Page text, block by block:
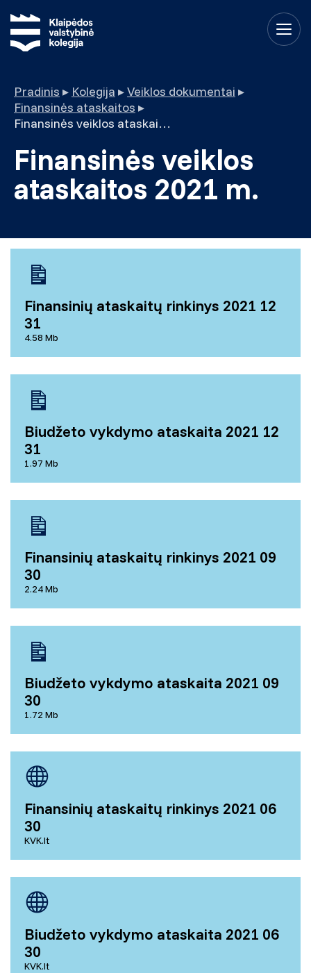
Pradinis ▸ Kolegija ▸Veiklos dokumentai ▸
Finansinės ataskaitos ▸
Finansinės veiklos ataskaitos 2021 m.
Finansinės veiklos
ataskaitos 2021 m.
Finansinių ataskaitų rinkinys 2021 12
31
4.58 Mb
Biudžeto vykdymo ataskaita 2021 12
31
1.97 Mb
Finansinių ataskaitų rinkinys 2021 09
30
2.24 Mb
Biudžeto vykdymo ataskaita 2021 09
30
1.72 Mb
Finansinių ataskaitų rinkinys 2021 06
30
KVK.lt
Biudžeto vykdymo ataskaita 2021 06
30
KVK.lt